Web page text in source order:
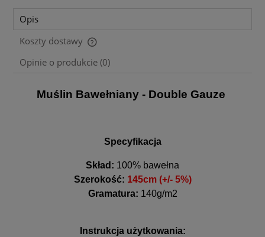
Opis
Koszty dostawy
Cena nie zawiera ewentualnych kosztów płatności
Opinie o produkcie (0)
Muślin Bawełniany - Double Gauze
Specyfikacja
Skład: 100% bawełna
Szerokość: 145cm (+/- 5%)
Gramatura: 140g/m2
Instrukcja użytkowania: